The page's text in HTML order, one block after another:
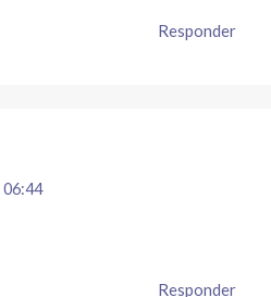
Responder
06:44
Responder